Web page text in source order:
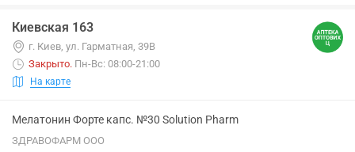
Киевская 163
г. Киев, ул. Гарматная, 39В
Закрыто. Пн-Вс: 08:00-21:00
На карте
Мелатонин Форте капс. №30 Solution Pharm
ЗДРАВОФАРМ ООО